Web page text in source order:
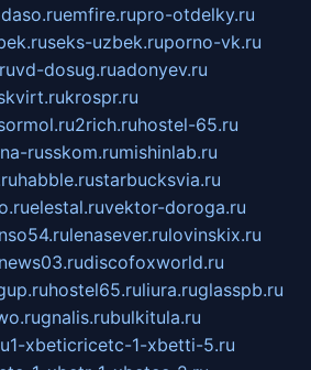
emfire.rupro-otdelky.ru
seks-uzbek.ruporno-vk.ru
vd-dosug.ruadonyev.ru
krospr.ru
2rich.ruhostel-65.ru
russkom.rumishinlab.ru
habble.rustarbucksvia.ru
elestal.ruvektor-doroga.ru
lenasever.rulovinskix.ru
discofoxworld.ru
hostel65.ruliura.ruglasspb.ru
gnalis.rubulkitula.ru
1-xbeticricetc-1-xbetti-5.ru